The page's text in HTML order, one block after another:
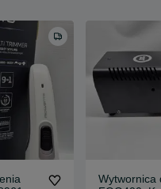
Wytwornica